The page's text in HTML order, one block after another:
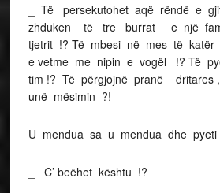
_ Të persekutohet aqë rëndë e
zhduken të tre burrat e një
tjetrit !? Të mbesi në mes të katër
e vetme me nipin e vogël !? Të
tim !? Të përgjojnë pranë dritares
unë mësimin ?!
U mendua sa u mendua dhe
_ C’ beëhet kështu !?